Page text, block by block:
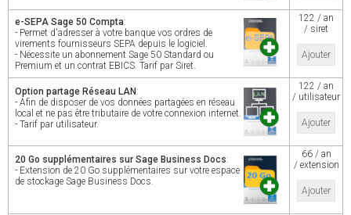
e-SEPA Sage 50 Compta:
- Permet d'adresser à votre banque vos ordres de
virements fournisseurs SEPA depuis le logiciel.
- Nécessite un abonnement Sage 50 Standard ou
Premium et un contrat EBICS. Tarif par Siret.
122 / an
/ siret
Ajouter
Option partage Réseau LAN:
- Afin de disposer de vos données partagées en réseau
local et ne pas être tributaire de votre connexion internet.
- Tarif par utilisateur.
122 / an
/ utilisateur
Ajouter
20 Go supplémentaires sur Sage Business Docs:
- Extension de 20 Go supplémentaires sur votre espace
de stockage Sage Business Docs.
66 / an
/ extension
Ajouter